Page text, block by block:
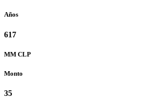
Años
617
MM CLP
Monto
35